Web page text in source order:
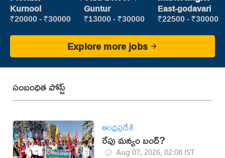
Marketing
Executive
Kurnool
₹20000 - ₹30000
Guntur
₹13000 - ₹30000
Executive
East-godavari
₹22500 - ₹30000
Explore more jobs
సంబంధిత పోస్ట్
ఆంధ్రప్రదేశ్
రేపు మన్యం బంద్‌?
Aug 07, 2026, 02:08 IST